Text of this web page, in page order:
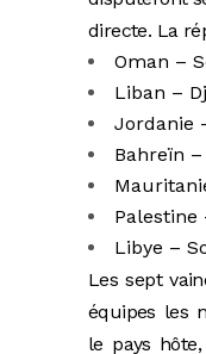
directe. La
Oman –
Liban –
Jordanie
Bahreïn
Palestine
Libye –
Les sept
équipes les
le pays